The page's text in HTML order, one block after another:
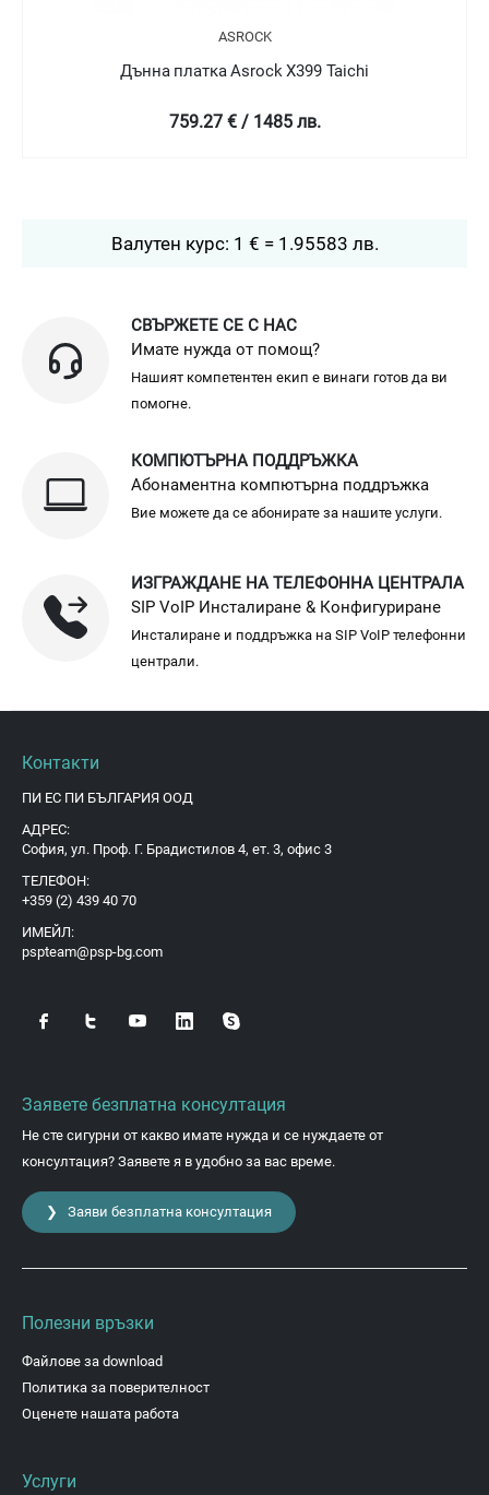
ASROCK
Дънна платка Asrock X570 Steel Legend
451.32 € / 882.71 лв.
Валутен курс: 1 € = 1.95583 лв.
СВЪРЖЕТЕ СЕ С НАС
Имате нужда от помощ?
Нашият компетентен екип е винаги готов да ви
помогне.
КОМПЮТЪРНА ПОДДРЪЖКА
Абонаментна компютърна поддръжка
Вие можете да се абонирате за нашите услуги.
ИЗГРАЖДАНЕ НА ТЕЛЕФОННА ЦЕНТРАЛА
SIP VoIP Инсталиране & Конфигуриране
Инсталиране и поддръжка на SIP VoIP телефонни
централи.
Контакти
ПИ ЕС ПИ БЪЛГАРИЯ ООД
АДРЕС:
София, ул. Проф. Г. Брадистилов 4, ет. 3, офис 3
ТЕЛЕФОН:
+359 (2) 439 40 70
ИМЕЙЛ:
pspteam@psp-bg.com
Заявете безплатна консултация
Не сте сигурни от какво имате нужда и се нуждаете от
консултация? Заявете я в удобно за вас време.
❯ Заяви безплатна консултация
Полезни връзки
Файлове за download
Политика за поверителност
Оценете нашата работа
Услуги